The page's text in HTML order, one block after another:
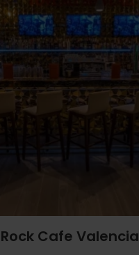
Cafe Valencia